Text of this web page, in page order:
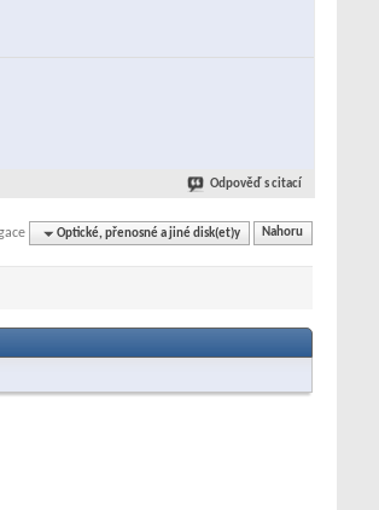
Odpověď s citací
Optické, přenosné a jiné disk(et)y Nahoru